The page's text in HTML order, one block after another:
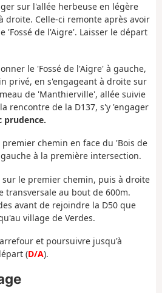
sur l'allée herbeuse en légère
droite. Celle-ci remonte après avoir
'Fossé de l'Aigre'. Laisser le départ
le 'Fossé de l'Aigre' à gauche,
privé, en s'engageant à droite sur
de 'Manthierville', allée suivie
rencontre de la D137, s'y 'engager
prudence.
chemin en face du 'Bois de
à la première intersection.
sur le premier chemin, puis à droite
transversale au bout de 600m.
avant de rejoindre la D50 que
village de Verdes.
et poursuivre jusqu'à
(D/A).